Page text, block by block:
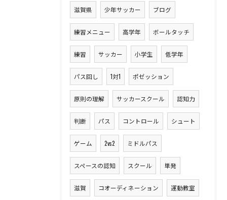
滋賀県 少年サッカー ブログ
練習メニュー 高学年 ボールタッチ
練習 サッカー 小学生 低学年
パス回し 1対1 ポゼッション
原則の理解 サッカースクール 認知力
判断 パス コントロール シュート
ゲーム 2vs2 ミドルパス
スペースの認知 スクール 単発
滋賀 コオーディネーション 運動教室